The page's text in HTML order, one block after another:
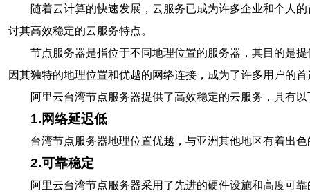
随着云计算的快速发展，云服务已成为许多企业和个人
讨其高效稳定的云服务特点。
节点服务器是指位于不同地理位置的服务器，其目的是
因其独特的地理位置和优越的网络连接，成为了许多用户的首
阿里云台湾节点服务器提供了高效稳定的云服务，具有
1.网络延迟低
台湾节点服务器地理位置优越，与亚洲其他地区有着出
2.可靠稳定
阿里云台湾节点服务器采用了先进的硬件设施和高度可